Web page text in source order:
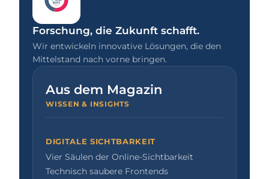
Forschung, die Zukunft schafft.
Wir entwickeln innovative Lösungen, die den
Mittelstand nach vorne bringen.
Aus dem Magazin
WISSEN & INSIGHTS
DIGITALE SICHTBARKEIT
Vier Säulen der Online-Sichtbarkeit
Technisch saubere Frontends